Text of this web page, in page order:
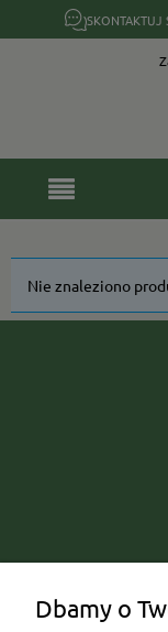
SKONTAKTUJ
Nie znaleziono
Dbamy o